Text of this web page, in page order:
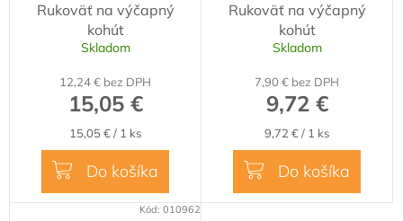
Rukoväť na výčapný
kohút
Skladom
12,24 € bez DPH
15,05 €
Jednotková
cena:
15,05 € / 1 ks
Do košíka
Rukoväť na výčapný
kohút
Skladom
7,90 € bez DPH
9,72 €
Jednotková
cena:
9,72 € / 1 ks
Do košíka
Kód: 010962